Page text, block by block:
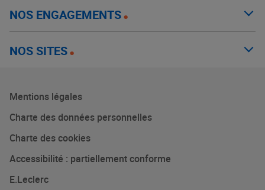
NOS ENGAGEMENTS
NOS SITES
Mentions légales
Charte des données personnelles
Charte des cookies
Accessibilité : partiellement conforme
E.Leclerc